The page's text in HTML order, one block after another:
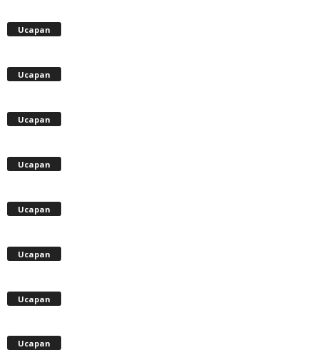
Ucapan
Ucapan
Ucapan
Ucapan
Ucapan
Ucapan
Ucapan
Ucapan